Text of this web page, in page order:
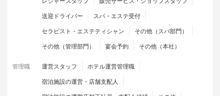
送迎ドライバー
スパ・エステ受付
セラピスト・エステティシャン
その他（スパ部門）
その他（管理部門）
宴会予約 その他（本社）
管理職 運営スタッフ
ホテル運営管理職
宿泊施設の運営・店舗支配人